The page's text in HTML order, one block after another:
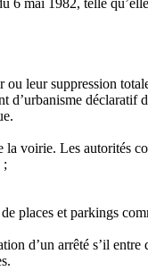
6 mai 1982, telle
leur suppression
d’urbanisme déclaratif
voirie. Les autorités
;
places et parkings
d’un arrêté s’il entre